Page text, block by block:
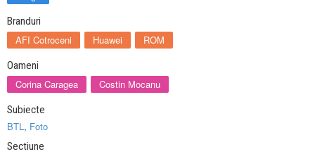
Branduri
AFI Cotroceni Huawei ROM
Oameni
Corina Caragea Costin Mocanu
Subiecte
BTL, Foto
Sectiune